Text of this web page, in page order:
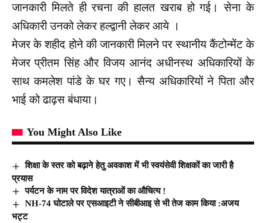
जानकारी मिलते ही रचना की हालत खराब हो गई। सेना के
अधिकारी उनको लेकर हल्द्वानी लेकर आये ।
मेजर के शहीद होने की जानकारी मिलने पर स्थानीय कैंटोन्मेंट के
मेजर प्रीतम सिंह और विजय आनंद अधीनस्थ अधिकारियों के
साथ कमलेश पांडे के घर गए। सैन्य अधिकारियों ने पिता और
भाई को ढाढ़स बंधाया।
You Might Also Like
शिक्षा के स्तर को बढ़ाने हेतु अवकाश में भी स्वयंसेवी शिक्षकों का जारी है
प्रयास
पर्यटन के नाम पर विदेश यात्राओं का औचित्य !
NH-74 घोटाले पर एसआइटी ने सीबीआइ से भी तेज काम किया :अजय
भट्ट